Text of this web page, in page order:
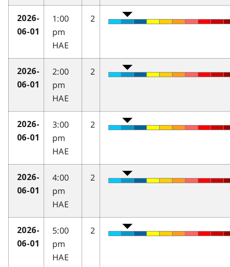
2026-
06-01
1:00
pm
HAE
2
2026-
06-01
2:00
pm
HAE
2
2026-
06-01
3:00
pm
HAE
2
2026-
06-01
4:00
pm
HAE
2
2026-
06-01
5:00
pm
HAE
2